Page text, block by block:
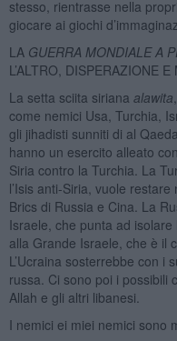
stesso, rientrasse nella
giocare ai giochi
LA GUERRA MONDIALE A
L’ALTRO, DISPERAZIONE
La setta sciita siriana alawita
come nemici Usa, Turchia,
gli jihadisti sunniti di al
hanno un esercito alleato
Siria contro la Turchia. La
l’Isis anti-Siria, vuole
Brics di Russia e Cina. La
Israele, che punta ad
alla Grande Israele, che è il
L’Ucraina sosterrebbe con i
russa. Ci sono poi i possibili
Allah e gli altri libanesi.
I nemici ei miei nemici sono